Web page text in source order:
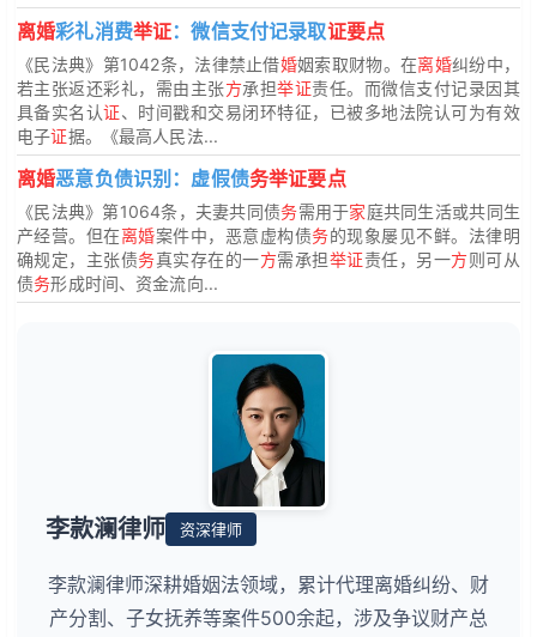
离婚彩礼消费举证：微信支付记录取证要点
《民法典》第1042条，法律禁止借婚姻索取财物。在离婚纠纷中，
若主张返还彩礼，需由主张方承担举证责任。而微信支付记录因其
具备实名认证、时间戳和交易闭环特征，已被多地法院认可为有效
电子证据。《最高人民法...
离婚恶意负债识别：虚假债务举证要点
《民法典》第1064条，夫妻共同债务需用于家庭共同生活或共同生
产经营。但在离婚案件中，恶意虚构债务的现象屡见不鲜。法律明
确规定，主张债务真实存在的一方需承担举证责任，另一方则可从
债务形成时间、资金流向...
李款澜律师 资深律师
李款澜律师深耕婚姻法领域，累计代理离婚纠纷、财
产分割、子女抚养等案件500余起，涉及争议财产总